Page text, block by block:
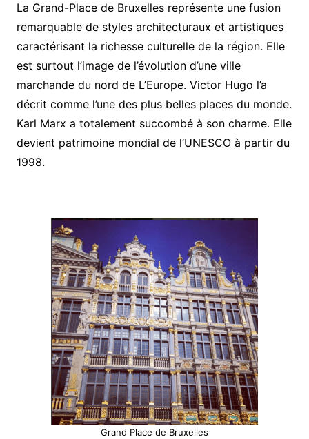
La Grand-Place de Bruxelles représente une fusion
remarquable de styles architecturaux et artistiques
caractérisant la richesse culturelle de la région. Elle
est surtout l’image de l’évolution d’une ville
marchande du nord de L’Europe. Victor Hugo l’a
décrit comme l’une des plus belles places du monde.
Karl Marx a totalement succombé à son charme. Elle
devient patrimoine mondial de l’UNESCO à partir du
1998.
Grand Place de Bruxelles